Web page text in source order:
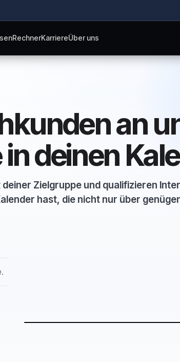
RechnerKarriereÜber uns
an
in deinen
Zielgruppe und qualifizieren
hast, die nicht nur über